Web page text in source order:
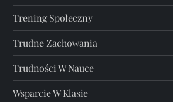
Trening Społeczny
Trudne Zachowania
Trudności W Nauce
Wsparcie W Klasie